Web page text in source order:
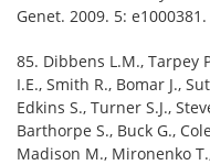
Genet. 2009. 5: e1000381.
85. Dibbens L.M., Tarpey
I.E., Smith R., Bomar J.,
Edkins S., Turner S.J.,
Barthorpe S., Buck G.,
Madison M., Mironenko